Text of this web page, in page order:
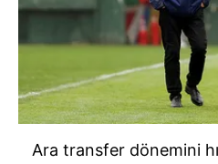
Ara transfer dönemini